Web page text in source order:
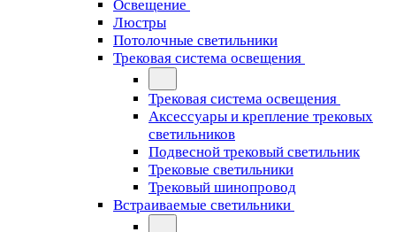
Освещение
Люстры
Потолочные светильники
Трековая система освещения
Трековая система освещения
Аксессуары и крепление трековых
светильников
Подвесной трековый светильник
Трековые светильники
Трековый шинопровод
Встраиваемые светильники